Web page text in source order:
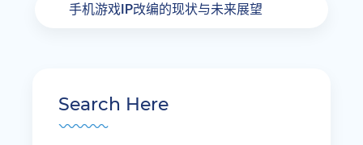
手机游戏IP改编的现状与未来展望
Search Here